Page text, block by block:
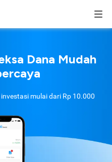
Dana Mudah
mulai dari Rp 10.000